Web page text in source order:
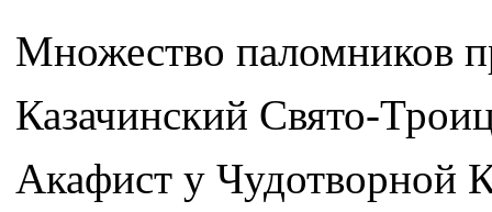
Множество паломников
Казачинский Свято-
Акафист у Чудотворной